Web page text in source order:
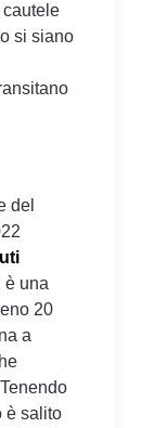
cautele
si siano
del
è una
20
a
è salito